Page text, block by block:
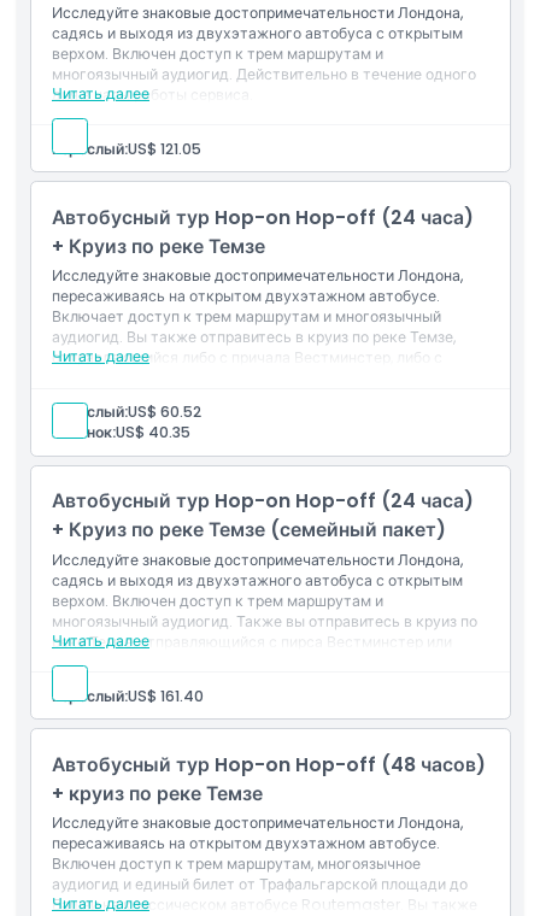
Местоположение
Политика отмены
Исследуйте знаковые достопримечательности Лондона,
садясь и выходя из двухэтажного автобуса с открытым
верхом. Включен доступ к трем маршрутам и
многоязычный аудиогид. Действительно в течение одного
дня в часы работы сервиса.
Читать далее
Основные моменты
Включает вход для 2 взрослых и 2 детей
Взрослый:US$ 121.05
Автобусный тур Hop-on Hop-off (24 часа)
+ Круиз по реке Темзе
Исследуйте знаковые достопримечательности Лондона,
пересаживаясь на открытом двухэтажном автобусе.
Включает доступ к трем маршрутам и многоязычный
аудиогид. Вы также отправитесь в круиз по реке Темзе,
отправляющийся либо с причала Вестминстер, либо с
часов после первого использования.<\/p>
Читать далее
Взрослый:US$ 60.52
Ребенок:US$ 40.35
Автобусный тур Hop-on Hop-off (24 часа)
+ Круиз по реке Темзе (семейный пакет)
Исследуйте знаковые достопримечательности Лондона,
садясь и выходя из двухэтажного автобуса с открытым
верхом. Включен доступ к трем маршрутам и
многоязычный аудиогид. Также вы отправитесь в круиз по
реке Темзе, отправляющийся с пирса Вестминстер или
Пирс Миллениум Тауэр. Действительно в течение 24 часов
Читать далее
Взрослый:US$ 161.40
Автобусный тур Hop-on Hop-off (48 часов)
+ круиз по реке Темзе
Исследуйте знаковые достопримечательности Лондона,
пересаживаясь на открытом двухэтажном автобусе.
Включен доступ к трем маршрутам, многоязычное
аудиогид и единый билет от Трафальгарской площади до
Башни на классическом автобусе Routemaster. Вы также
Читать далее